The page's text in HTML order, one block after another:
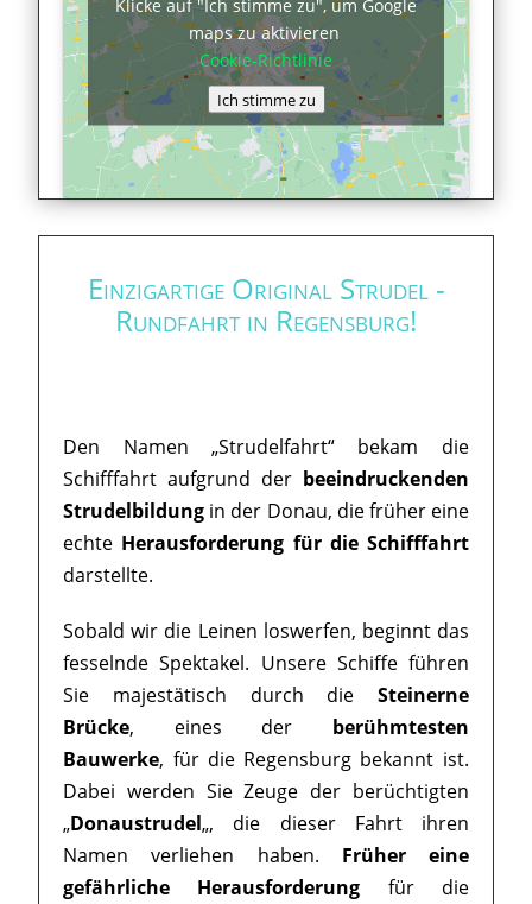
Klicke auf "Ich stimme zu", um Google
maps zu aktivieren
Cookie-Richtlinie
Ich stimme zu
Einzigartige Original Strudel -
Rundfahrt in Regensburg!
Den Namen „Strudelfahrt“ bekam die
Schifffahrt aufgrund der beeindruckenden
Strudelbildung in der Donau, die früher eine
echte Herausforderung für die Schifffahrt
darstellte.
Sobald wir die Leinen loswerfen, beginnt das
fesselnde Spektakel. Unsere Schiffe führen
Sie majestätisch durch die Steinerne
Brücke, eines der berühmtesten
Bauwerke, für die Regensburg bekannt ist.
Dabei werden Sie Zeuge der berüchtigten
„Donaustrudel„, die dieser Fahrt ihren
Namen verliehen haben. Früher eine
gefährliche Herausforderung für die